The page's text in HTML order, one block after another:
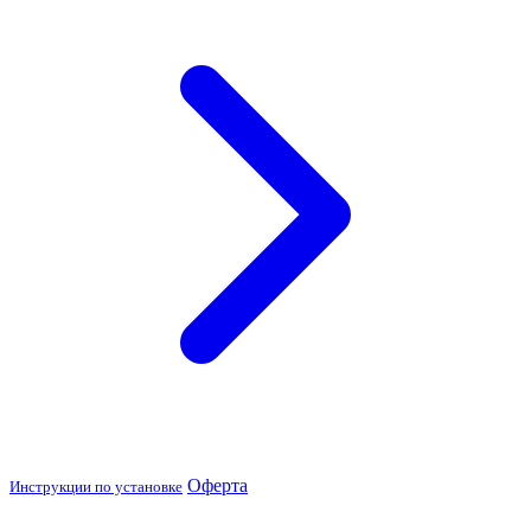
Инструкции по установке Оферта